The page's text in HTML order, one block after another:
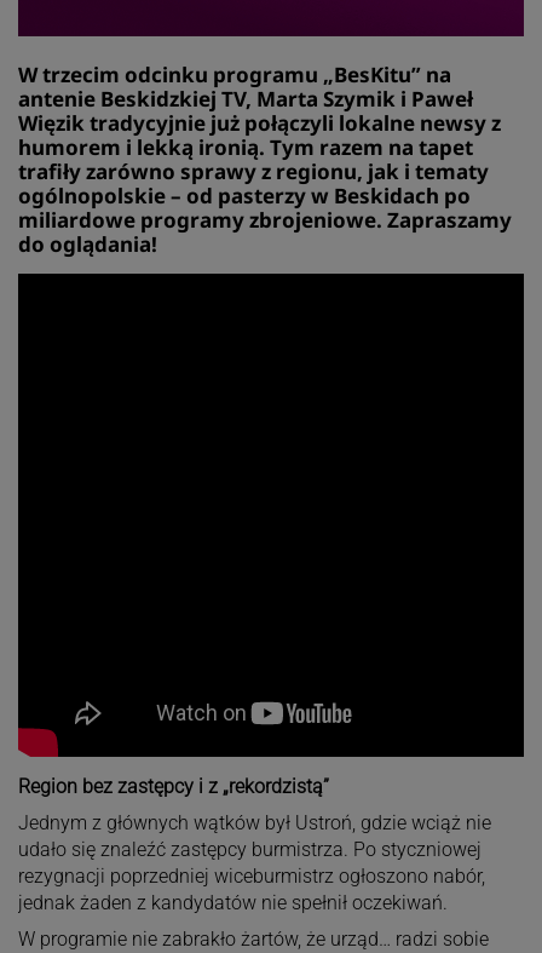
W trzecim odcinku programu „BesKitu” na
antenie Beskidzkiej TV, Marta Szymik i Paweł
Więzik tradycyjnie już połączyli lokalne newsy z
humorem i lekką ironią. Tym razem na tapet
trafiły zarówno sprawy z regionu, jak i tematy
ogólnopolskie – od pasterzy w Beskidach po
miliardowe programy zbrojeniowe. Zapraszamy
do oglądania!
Region bez zastępcy i z „rekordzistą”
Jednym z głównych wątków był Ustroń, gdzie wciąż nie
udało się znaleźć zastępcy burmistrza. Po styczniowej
rezygnacji poprzedniej wiceburmistrz ogłoszono nabór,
jednak żaden z kandydatów nie spełnił oczekiwań.
W programie nie zabrakło żartów, że urząd… radzi sobie